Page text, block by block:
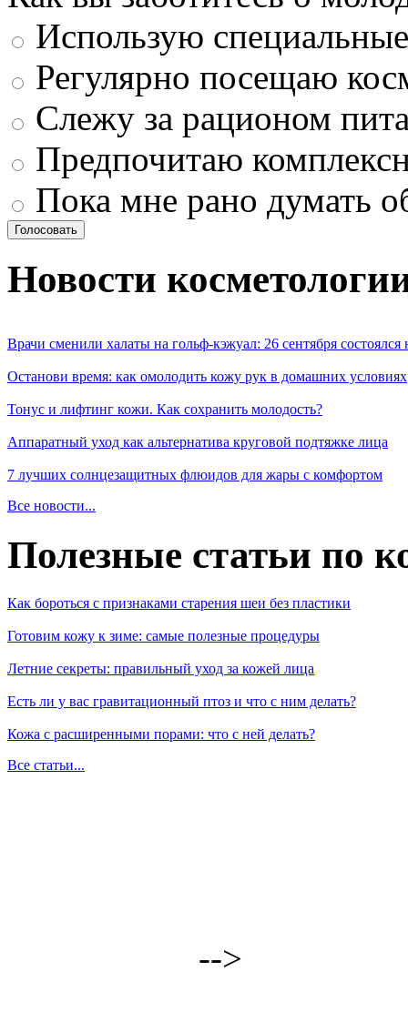
Использую
Регулярно посещаю
Слежу за рационом
Предпочитаю
Пока мне рано думать
Новости
Врачи сменили халаты на гольф-кэжуал: 26 сентября
Останови время: как омолодить кожу рук в домашних условиях
Тонус и лифтинг кожи. Как сохранить молодость?
Аппаратный уход как альтернатива круговой подтяжке лица
7 лучших солнцезащитных флюидов для жары с комфортом
Все новости...
Полезные статьи по
Как бороться с признаками старения шеи без пластики
Готовим кожу к зиме: самые полезные процедуры
Летние секреты: правильный уход за кожей лица
Есть ли у вас гравитационный птоз и что с ним делать?
Кожа с расширенными порами: что с ней делать?
Все статьи...
-->